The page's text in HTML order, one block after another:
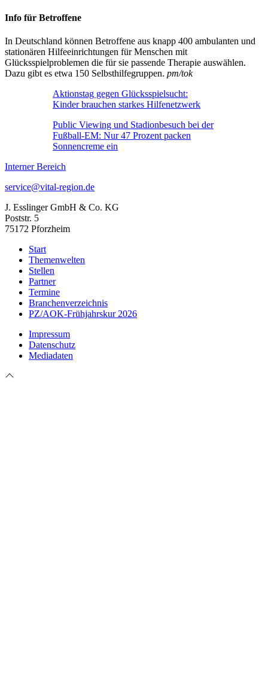
Info für Betroffene
In Deutschland können Betroffene aus knapp 400 ambulanten und
stationären Hilfeeinrichtungen für Menschen mit
Glücksspielproblemen die für sie passende Therapie auswählen.
Dazu gibt es etwa 150 Selbsthilfegruppen. pm/tok
Aktionstag gegen Glücksspielsucht:
Kinder brauchen starkes Hilfenetzwerk
Public Viewing und Stadionbesuch bei der
Fußball-EM: Nur 47 Prozent packen
Sonnencreme ein
Interner Bereich
service@vital-region.de
J. Esslinger GmbH & Co. KG
Poststr. 5
75172 Pforzheim
Start
Themenwelten
Stellen
Partner
Termine
Branchenverzeichnis
PZ/AOK-Frühjahrskur 2026
Impressum
Datenschutz
Mediadaten